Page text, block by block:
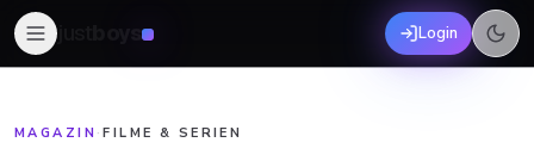
boys Login
MAGAZIN ·FILME & SERIEN